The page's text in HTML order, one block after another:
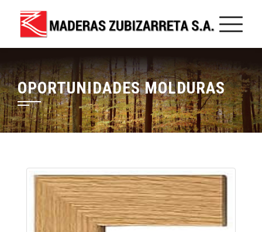
OPORTUNIDADES MOLDURAS